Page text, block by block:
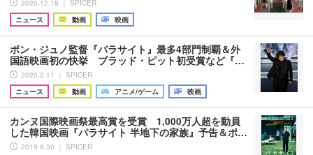
2020.12.18 ｜ SPICER
ニュース
動画 映画
ポン・ジュノ監督『パラサイト』最多4部門制覇＆外
国語映画初の快挙 ブラッド・ピット初受賞など『…
2020.2.11 ｜ SPICER
ニュース
動画 アニメ/ゲーム 映画
カンヌ国際映画祭最高賞を受賞 1,000万人超を動員
した韓国映画『パラサイト 半地下の家族』予告＆ポ…
2019.8.30 ｜ SPICER